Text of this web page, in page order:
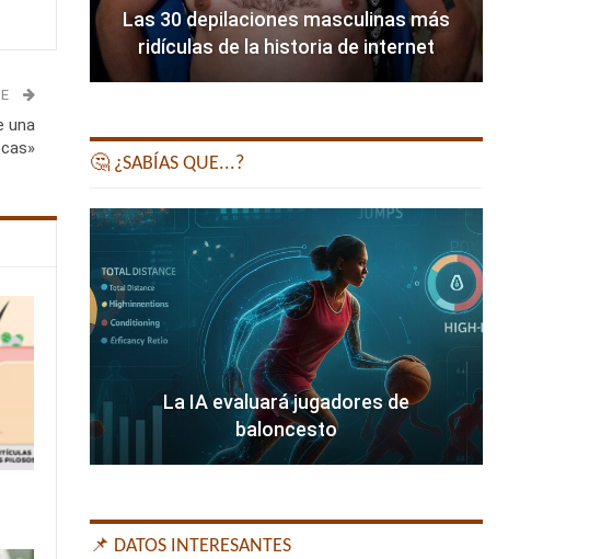
una
Las 30 depilaciones masculinas más
ridículas de la historia de internet
🤔 ¿SABÍAS QUE...?
La IA evaluará jugadores de
baloncesto
📌 DATOS INTERESANTES